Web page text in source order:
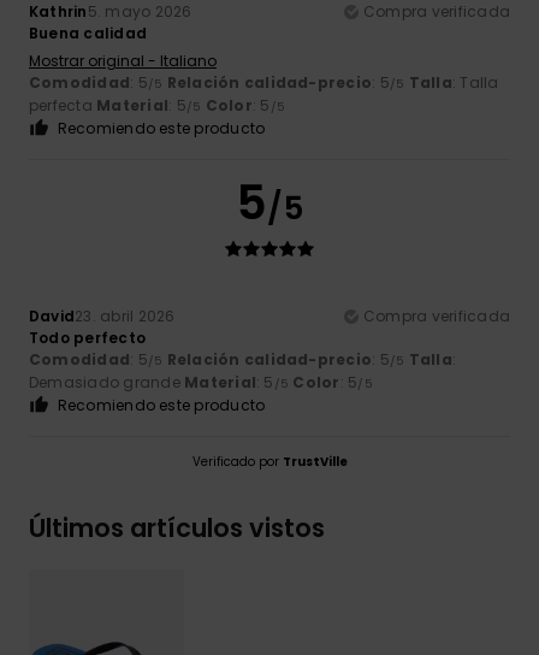
Kathrin5. mayo 2026
Compra verificada
Buena calidad
Mostrar original - Italiano
Comodidad: 5/5 Relación calidad-precio: 5/5 Talla: Talla
perfecta Material: 5/5 Color: 5 /5
Recomiendo este producto
5/5
David23. abril 2026
Compra verificada
Todo perfecto
Comodidad: 5/5 Relación calidad-precio: 5/5 Talla:
Demasiado grande Material: 5 /5 Color: 5/5
Recomiendo este producto
Verificado por TrustVille
Últimos artículos vistos